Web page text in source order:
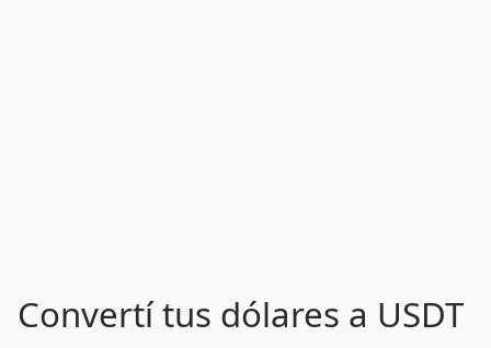
Convertí tus dólares a USDT